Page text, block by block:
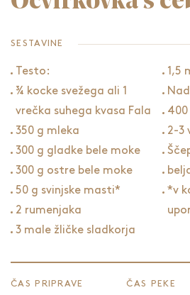
SESTAVINE
Testo:
¾ kocke svežega ali 1
vrečka suhega kvasa Fala
350 g mleka
300 g gladke bele moke
300 g ostre bele moke
50 g svinjske masti*
2 rumenjaka
3 male žličke sladkorja
1,5
400
2-3
*v
ČAS PRIPRAVE ČAS PEKE